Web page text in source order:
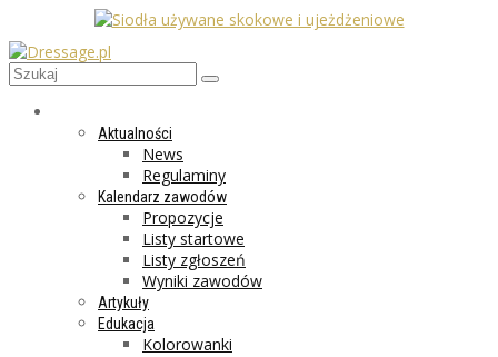
Aktualności
News
Regulaminy
Kalendarz zawodów
Propozycje
Listy startowe
Listy zgłoszeń
Wyniki zawodów
Artykuły
Edukacja
Kolorowanki